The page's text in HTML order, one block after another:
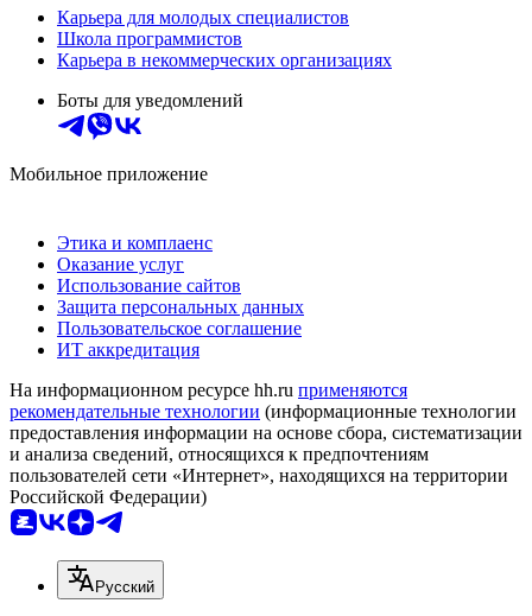
Карьера для молодых специалистов
Школа программистов
Карьера в некоммерческих организациях
Боты для уведомлений
Мобильное приложение
Этика и комплаенс
Оказание услуг
Использование сайтов
Защита персональных данных
Пользовательское соглашение
ИТ аккредитация
На информационном ресурсе hh.ru применяются
рекомендательные технологии (информационные технологии
предоставления информации на основе сбора, систематизации
и анализа сведений, относящихся к предпочтениям
пользователей сети «Интернет», находящихся на территории
Российской Федерации)
Русский